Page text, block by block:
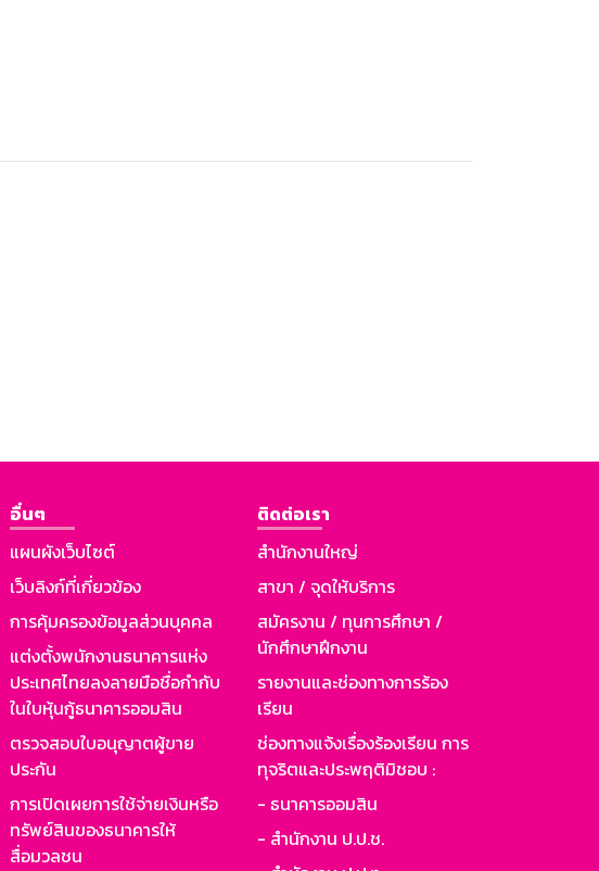
อื่นๆ
แผนผังเว็บไซต์
เว็บลิงก์ที่เกี่ยวข้อง
การคุ้มครองข้อมูลส่วนบุคคล
แต่งตั้งพนักงานธนาคารแห่ง
ประเทศไทยลงลายมือชื่อกำกับ
ในใบหุ้นกู้ธนาคารออมสิน
ตรวจสอบใบอนุญาตผู้ขาย
ประกัน
การเปิดเผยการใช้จ่ายเงินหรือ
ทรัพย์สินของธนาคารให้
สื่อมวลชน
ติดต่อเรา
สำนักงานใหญ่
สาขา / จุดให้บริการ
สมัครงาน / ทุนการศึกษา /
นักศึกษาฝึกงาน
รายงานและช่องทางการร้อง
เรียน
ช่องทางแจ้งเรื่องร้องเรียน การ
ทุจริตและประพฤติมิชอบ :
- ธนาคารออมสิน
- สำนักงาน ป.ป.ช.